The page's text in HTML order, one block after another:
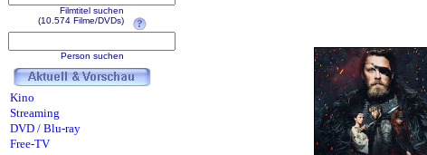
Filmtitel suchen
(10.574 Filme/DVDs)
Person suchen
Kino
Streaming
DVD / Blu-ray
Free-TV